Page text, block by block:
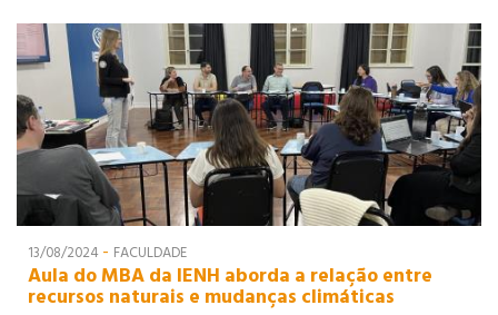
13/08/2024 - FACULDADE
Aula do MBA da IENH aborda a relação entre
recursos naturais e mudanças climáticas